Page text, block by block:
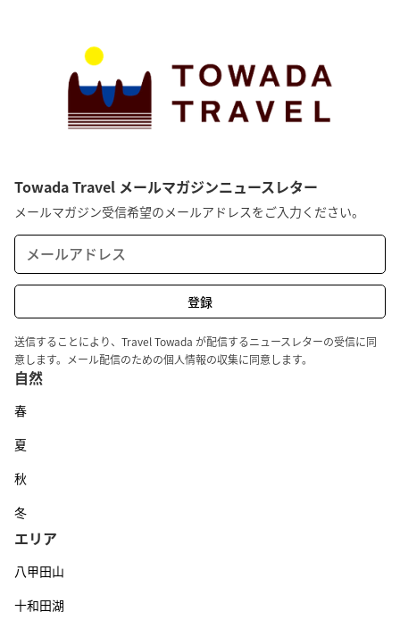
Towada Travel メールマガジンニュースレター
メールマガジン受信希望のメールアドレスをご入力ください。
送信することにより、Travel Towada が配信するニュースレターの受信に同
意します。メール配信のための個人情報の収集に同意します。
自然
春
夏
秋
冬
エリア
八甲田山
十和田湖